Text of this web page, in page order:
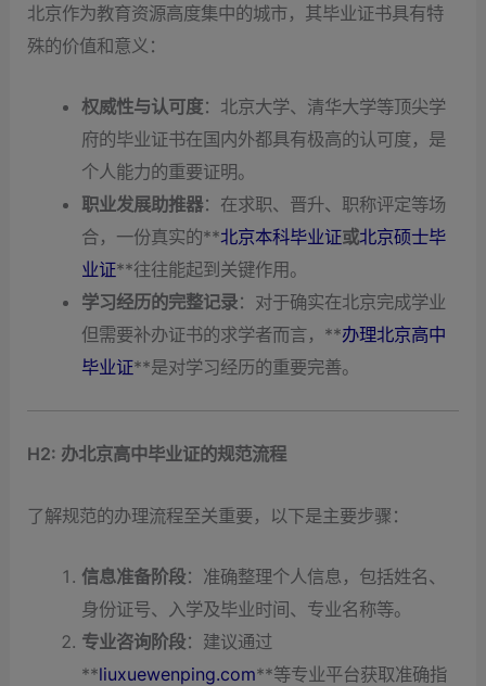
北京作为教育资源高度集中的城市，其毕业证书具有特
殊的价值和意义：
权威性与认可度：北京大学、清华大学等顶尖学
府的毕业证书在国内外都具有极高的认可度，是
个人能力的重要证明。
职业发展助推器：在求职、晋升、职称评定等场
合，一份真实的**北京本科毕业证或北京硕士毕
业证**往往能起到关键作用。
学习经历的完整记录：对于确实在北京完成学业
但需要补办证书的求学者而言，**办理北京高中
毕业证**是对学习经历的重要完善。
H2: 办北京高中毕业证的规范流程
了解规范的办理流程至关重要，以下是主要步骤：
信息准备阶段：准确整理个人信息，包括姓名、
身份证号、入学及毕业时间、专业名称等。
专业咨询阶段：建议通过
**liuxuewenping.com**等专业平台获取准确指